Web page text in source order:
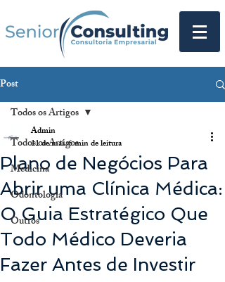
Post
Todos os Artigos
Medicina
Odontologia
Outros
Todos os Artigos
Plano de Negócios Para
Abrir uma Clínica Médica:
O Guia Estratégico Que
Todo Médico Deveria
Fazer Antes de Investir
Admin
11 de mai.6 min de leitura